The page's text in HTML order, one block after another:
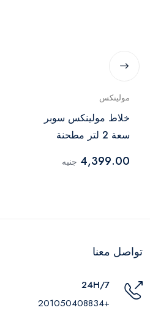
مولينكس
خلاط مولينكس سوبر
سعة 2 لتر مطحنة
LM207125
4,399.00 جنيه
تواصل معنا
24H/7
+201050408834